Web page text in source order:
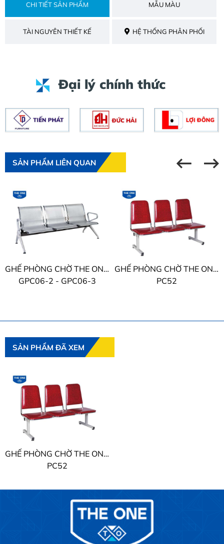
CHI TIẾT SẢN PHẨM MẪU MÀU
TÀI NGUYÊN THIẾT KẾ HỆ THỐNG PHÂN PHỐI
Đại lý chính thức
SẢN PHẨM LIÊN QUAN
GHẾ PHÒNG CHỜ THE ONE TỰA THÉP
GPC06-2 - GPC06-3
GHẾ PHÒNG CHỜ THE ONE BỌC PVC
PC52
SẢN PHẨM ĐÃ XEM
GHẾ PHÒNG CHỜ THE ONE BỌC PVC
PC52